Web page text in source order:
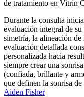
de tratamiento en Vitrin
Durante la consulta
evaluación integral de
simetría, la alineación de
evaluación detallada
personalizada hacia
siempre crear una
(confiada, brillante y
que definen la sonrisa
Aiden Fisher